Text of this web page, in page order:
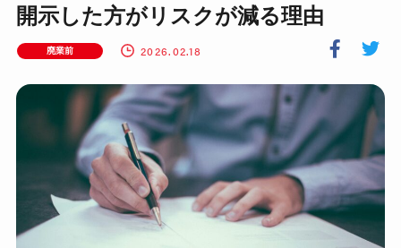
開示した方がリスクが減る理由
廃業前 2026.02.18